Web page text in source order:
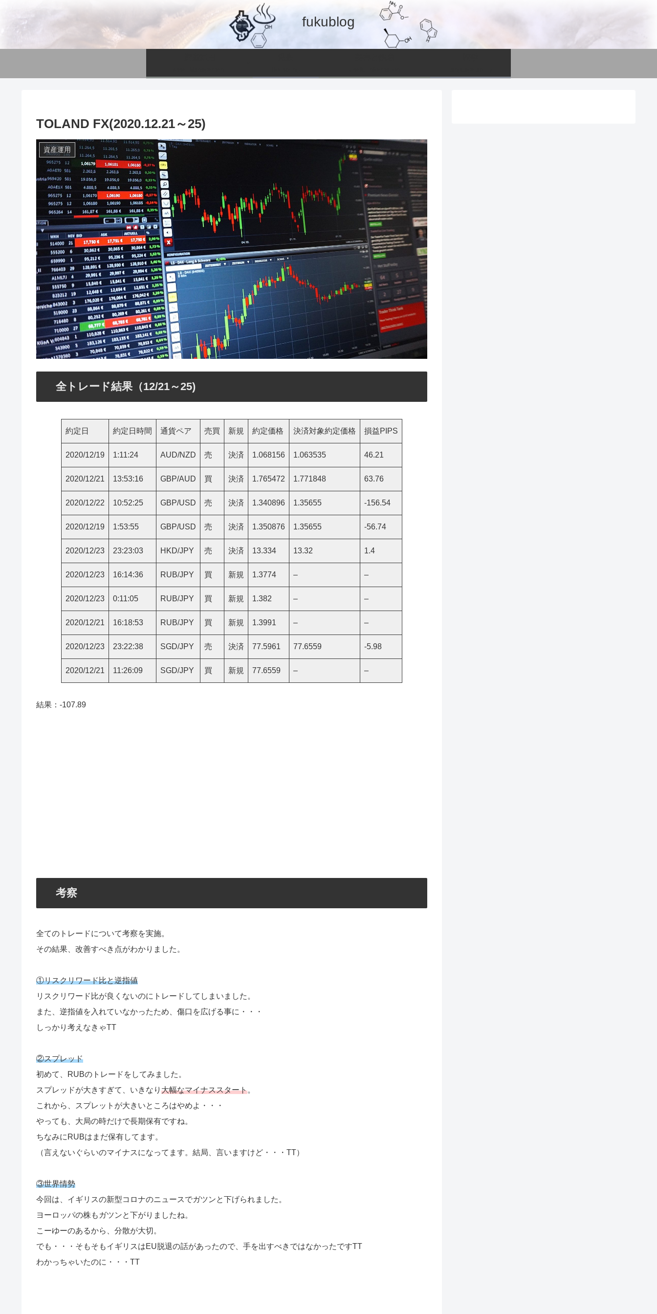
fukublog
TOLAND FX(2020.12.21～25)
資産運用
全トレード結果（12/21～25)
約定日 約定日時間 通貨ペア 売買 新規 約定価格 決済対象約定価格 損益PIPS
2020/12/19 1:11:24 AUD/NZD 売 決済 1.068156 1.063535 46.21
2020/12/21 13:53:16 GBP/AUD 買 決済 1.765472 1.771848 63.76
2020/12/22 10:52:25 GBP/USD 売 決済 1.340896 1.35655 -156.54
2020/12/19 1:53:55 GBP/USD 売 決済 1.350876 1.35655 -56.74
2020/12/23 23:23:03 HKD/JPY 売 決済 13.334 13.32 1.4
2020/12/23 16:14:36 RUB/JPY 買 新規 1.3774 – –
2020/12/23 0:11:05 RUB/JPY 買 新規 1.382 – –
2020/12/21 16:18:53 RUB/JPY 買 新規 1.3991 – –
2020/12/23 23:22:38 SGD/JPY 売 決済 77.5961 77.6559 -5.98
2020/12/21 11:26:09 SGD/JPY 買 新規 77.6559 – –
結果：-107.89
考察
全てのトレードについて考察を実施。
その結果、改善すべき点がわかりました。
①リスクリワード比と逆指値
リスクリワード比が良くないのにトレードしてしまいました。
また、逆指値を入れていなかったため、傷口を広げる事に・・・
しっかり考えなきゃTT
②スプレッド
初めて、RUBのトレードをしてみました。
スプレッドが大きすぎて、いきなり 大幅なマイナススタート。
これから、スプレットが大きいところはやめよ・・・
やっても、大局の時だけで長期保有ですね。
ちなみにRUBはまだ保有してます。
（言えないぐらいのマイナスになってます。結局、言いますけど・・・TT）
③世界情勢
今回は、イギリスの新型コロナのニュースでガツンと下げられました。
ヨーロッパの株もガツンと下がりましたね。
こーゆーのあるから、分散が大切。
でも・・・そもそもイギリスはEU脱退の話があったので、手を出すべきではなかったですTT
わかっちゃいたのに・・・TT